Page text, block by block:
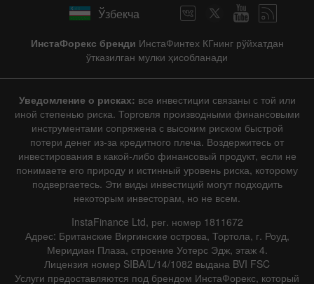
Ўзбекча
ИнстаФорекс бренди ИнстаФинтех КГнинг рўйхатдан
ўтказилган мулки ҳисобланади
Уведомление о рисках: все инвестиции связаны с той или
иной степенью риска. Торговля производными финансовыми
инструментами сопряжена с высоким риском быстрой
потери денег из-за кредитного плеча. Воздержитесь от
инвестирования в какой-либо финансовый продукт, если не
понимаете его природу и истинный уровень риска, которому
подвергаетесь. Эти виды инвестиций могут подходить
некоторым инвесторам, но не всем.
InstaFinance Ltd, рег. номер 1811672
Адрес: Британские Виргинские острова, Тортола, г. Роуд,
Меридиан Плаза, строение Уотерс Эдж, этаж 4.
Лицензия номер SIBA/L/14/1082 выдана BVI FSC
Услуги предоставляются под брендом ИнстаФорекс, который